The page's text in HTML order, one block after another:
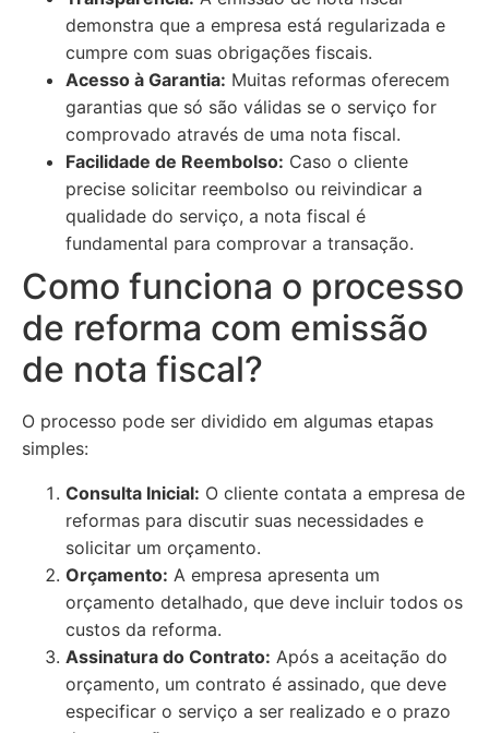
demonstra que a empresa está regularizada e
cumpre com suas obrigações fiscais.
Acesso à Garantia: Muitas reformas oferecem
garantias que só são válidas se o serviço for
comprovado através de uma nota fiscal.
Facilidade de Reembolso: Caso o cliente
precise solicitar reembolso ou reivindicar a
qualidade do serviço, a nota fiscal é
fundamental para comprovar a transação.
Como funciona o processo
de reforma com emissão
de nota fiscal?
O processo pode ser dividido em algumas etapas
simples:
Consulta Inicial: O cliente contata a empresa de
reformas para discutir suas necessidades e
solicitar um orçamento.
Orçamento: A empresa apresenta um
orçamento detalhado, que deve incluir todos os
custos da reforma.
Assinatura do Contrato: Após a aceitação do
orçamento, um contrato é assinado, que deve
especificar o serviço a ser realizado e o prazo